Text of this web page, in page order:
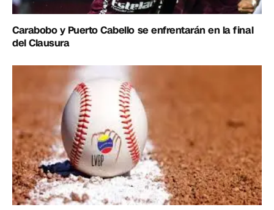
Carabobo y Puerto Cabello se enfrentarán en la final
del Clausura